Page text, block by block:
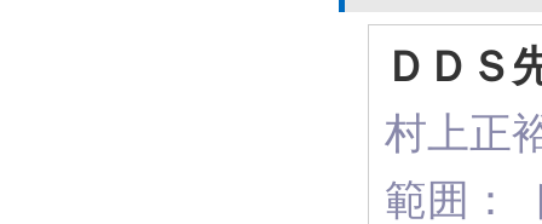
ＤＤＳ
村上正
範囲：